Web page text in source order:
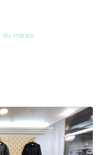
du marais